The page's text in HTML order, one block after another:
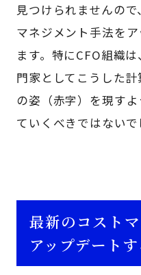
見つけられませんの
マネジメント手法を
ます。特にCFO組織
門家としてこうした
の姿（赤字）を現す
ていくべきではないで
最新のコスト
アップデートす